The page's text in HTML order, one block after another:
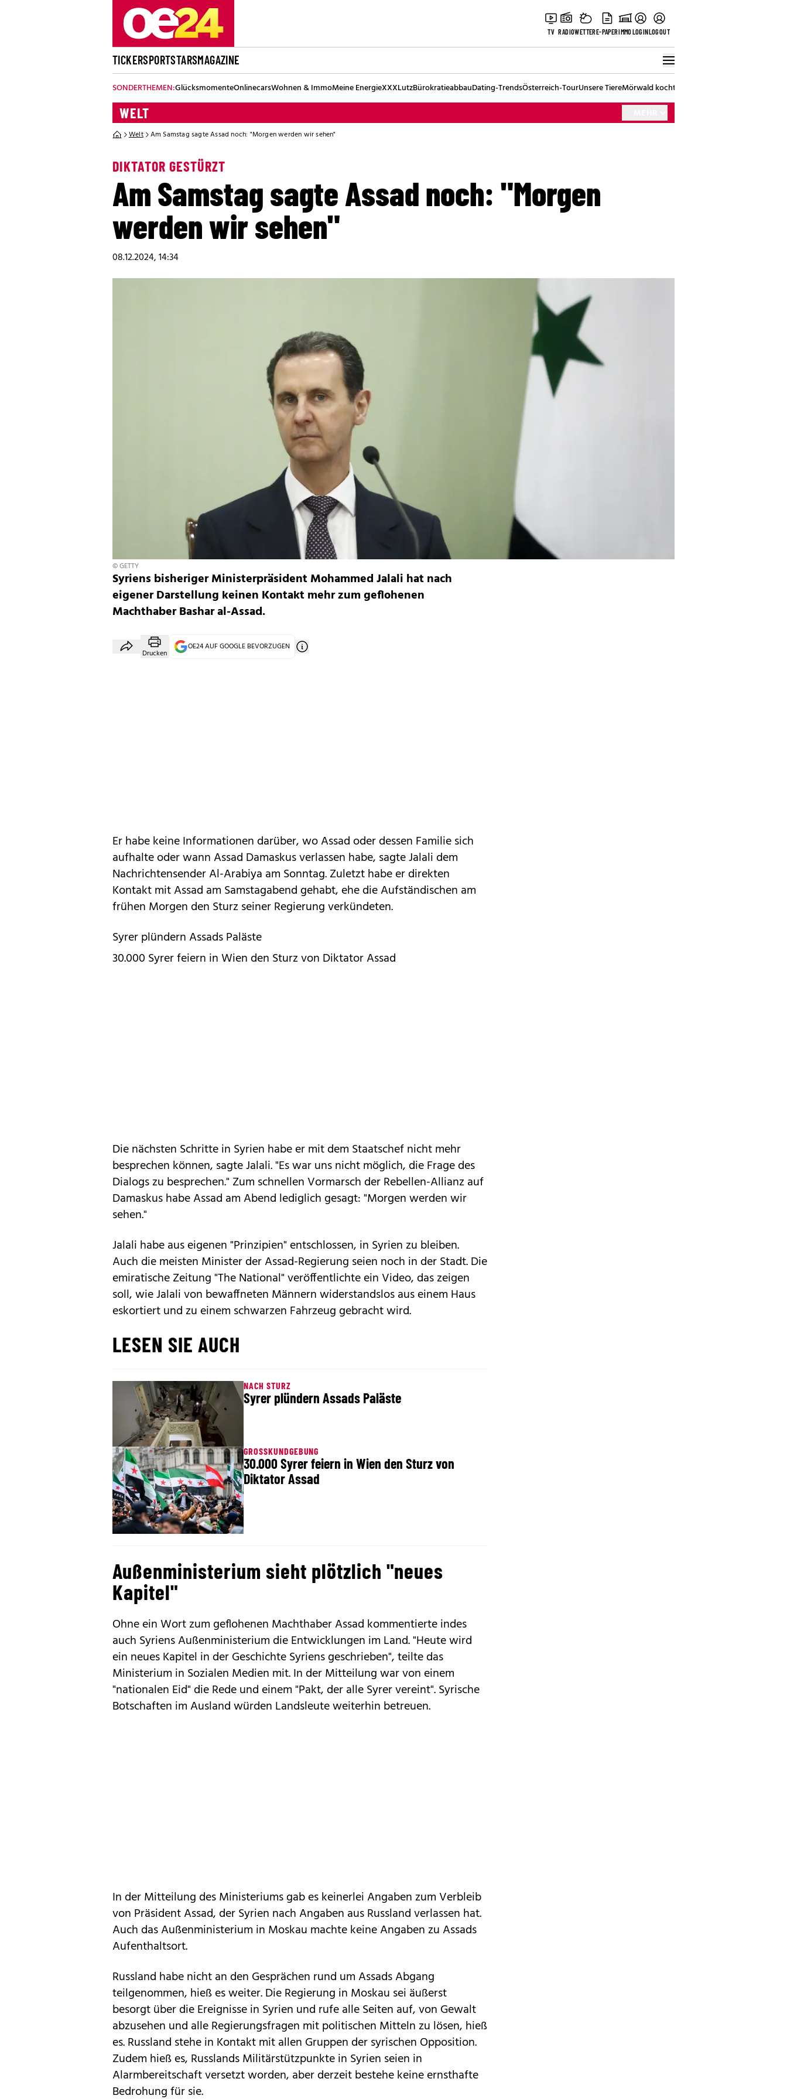
TV RADIOWETTERE-PAPERIMMOLOGINLOGOUT
TICKERSPORTSTARSMAGAZINE
SONDERTHEMEN:GlücksmomenteOnlinecarsWohnen & ImmoMeine EnergieXXXLutzBürokratieabbauDating-TrendsÖsterreich-TourUnsere TiereMörwald kocht
WELT
Welt Am Samstag sagte Assad noch: "Morgen werden wir sehen"
DIKTATOR GESTÜRZT
Am Samstag sagte Assad noch: "Morgen
werden wir sehen"
08.12.2024, 14:34
© GETTY
Syriens bisheriger Ministerpräsident Mohammed Jalali hat nach
eigener Darstellung keinen Kontakt mehr zum geflohenen
Machthaber Bashar al-Assad.
Drucken
OE24 AUF GOOGLE BEVORZUGEN
Er habe keine Informationen darüber, wo Assad oder dessen Familie sich
aufhalte oder wann Assad Damaskus verlassen habe, sagte Jalali dem
Nachrichtensender Al-Arabiya am Sonntag. Zuletzt habe er direkten
Kontakt mit Assad am Samstagabend gehabt, ehe die Aufständischen am
frühen Morgen den Sturz seiner Regierung verkündeten.
Syrer plündern Assads Paläste
30.000 Syrer feiern in Wien den Sturz von Diktator Assad
Die nächsten Schritte in Syrien habe er mit dem Staatschef nicht mehr
besprechen können, sagte Jalali. "Es war uns nicht möglich, die Frage des
Dialogs zu besprechen." Zum schnellen Vormarsch der Rebellen-Allianz auf
Damaskus habe Assad am Abend lediglich gesagt: "Morgen werden wir
sehen."
Jalali habe aus eigenen "Prinzipien" entschlossen, in Syrien zu bleiben.
Auch die meisten Minister der Assad-Regierung seien noch in der Stadt. Die
emiratische Zeitung "The National" veröffentlichte ein Video, das zeigen
soll, wie Jalali von bewaffneten Männern widerstandslos aus einem Haus
eskortiert und zu einem schwarzen Fahrzeug gebracht wird.
LESEN SIE AUCH
NACH STURZ
Syrer plündern Assads Paläste
GROSSKUNDGEBUNG
30.000 Syrer feiern in Wien den Sturz von
Diktator Assad
Außenministerium sieht plötzlich "neues
Kapitel"
Ohne ein Wort zum geflohenen Machthaber Assad kommentierte indes
auch Syriens Außenministerium die Entwicklungen im Land. "Heute wird
ein neues Kapitel in der Geschichte Syriens geschrieben", teilte das
Ministerium in Sozialen Medien mit. In der Mitteilung war von einem
"nationalen Eid" die Rede und einem "Pakt, der alle Syrer vereint". Syrische
Botschaften im Ausland würden Landsleute weiterhin betreuen.
In der Mitteilung des Ministeriums gab es keinerlei Angaben zum Verbleib
von Präsident Assad, der Syrien nach Angaben aus Russland verlassen hat.
Auch das Außenministerium in Moskau machte keine Angaben zu Assads
Aufenthaltsort.
Russland habe nicht an den Gesprächen rund um Assads Abgang
teilgenommen, hieß es weiter. Die Regierung in Moskau sei äußerst
besorgt über die Ereignisse in Syrien und rufe alle Seiten auf, von Gewalt
abzusehen und alle Regierungsfragen mit politischen Mitteln zu lösen, hieß
es. Russland stehe in Kontakt mit allen Gruppen der syrischen Opposition.
Zudem hieß es, Russlands Militärstützpunkte in Syrien seien in
Alarmbereitschaft versetzt worden, aber derzeit bestehe keine ernsthafte
Bedrohung für sie.